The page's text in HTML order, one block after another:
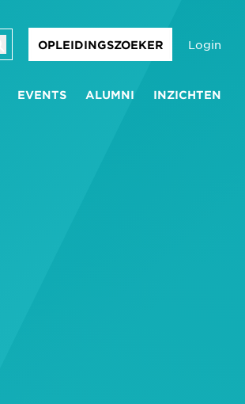
OPLEIDINGSZOEKER Login
EVENTS ALUMNI INZICHTEN